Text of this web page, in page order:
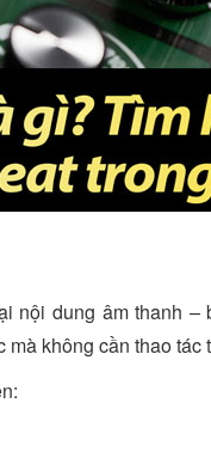
nội dung âm thanh
không cần thao